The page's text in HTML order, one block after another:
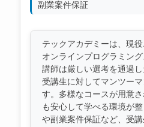
副業案件保証
テックアカデミーは、現
オンラインプログラミン
講師は厳しい選考を通過し
受講生に対してマンツー
す。多様なコースが用意
も安心して学べる環境が
や副業案件保証など、受